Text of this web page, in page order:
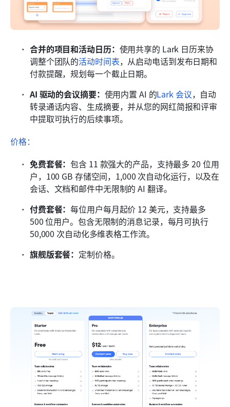
合并的项目和活动日历： 使用共享的 Lark 日历来协
调整个团队的活动时间表，从启动电话到发布日期和
付款提醒，规划每一个截止日期。
AI 驱动的会议摘要： 使用内置 AI 的Lark 会议，自动
转录通话内容、生成摘要，并从您的网红简报和评审
中提取可执行的后续事项。
价格：
免费套餐：包含 11 款强大的产品，支持最多 20 位用
户，100 GB 存储空间，1,000 次自动化运行，以及在
会话、文档和邮件中无限制的 AI 翻译。
付费套餐：每位用户每月起价 12 美元，支持最多
500 位用户。包含无限制的消息记录，每月可执行
50,000 次自动化多维表格工作流。
旗舰版套餐： 定制价格。